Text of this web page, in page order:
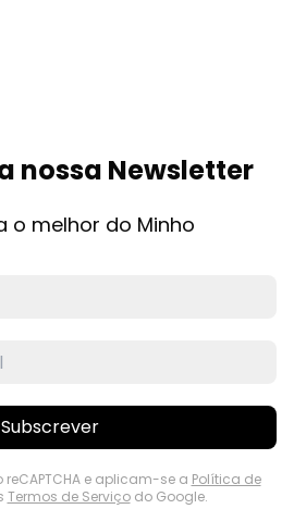
nossa Newsletter
o melhor do Minho
Subscrever
reCAPTCHA e aplicam-se a Política de
Termos de Serviçodo Google.